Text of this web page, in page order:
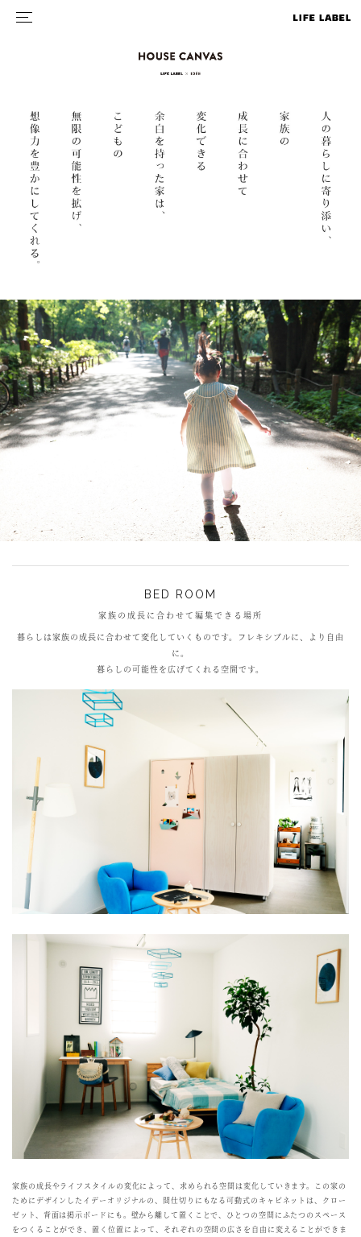
BED ROOM
家族の成長に合わせて編集できる場所
暮らしは家族の成長に合わせて変化していくものです。フレキシブルに、より自由
に。
暮らしの可能性を広げてくれる空間です。
家族の成長やライフスタイルの変化によって、求められる空間は変化していきます。この家の
ためにデザインしたイデーオリジナルの、間仕切りにもなる可動式のキャビネットは、クロー
ゼット、背面は掲示ボードにも。壁から離して置くことで、ひとつの空間にふたつのスペース
をつくることができ、置く位置によって、それぞれの空間の広さを自由に変えることができま